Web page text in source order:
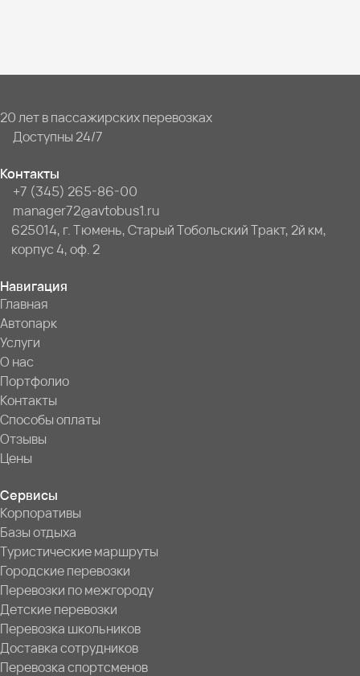
20 лет в пассажирских перевозках
Доступны 24/7
Контакты
+7 (345) 265-86-00
manager72@avtobus1.ru
625014, г. Тюмень, Старый Тобольский Тракт, 2й км,
корпус 4, оф. 2
Навигация
Главная
Автопарк
Услуги
О нас
Портфолио
Контакты
Способы оплаты
Отзывы
Цены
Сервисы
Корпоративы
Базы отдыха
Туристические маршруты
Городские перевозки
Перевозки по межгороду
Детские перевозки
Перевозка школьников
Доставка сотрудников
Перевозка спортсменов